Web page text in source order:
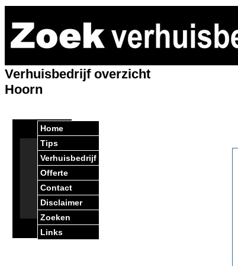
Home
Tips
Verhuisbedrijf
Offerte
Contact
Disclaimer
Zoeken
Links
Verhuisbedrijf overzicht
Hoorn